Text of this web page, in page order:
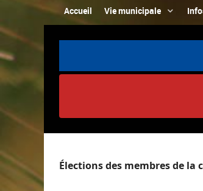
Accueil Vie municipale
Élections des membres de la